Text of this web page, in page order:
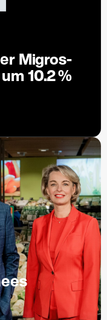
Migros-
10.2 %